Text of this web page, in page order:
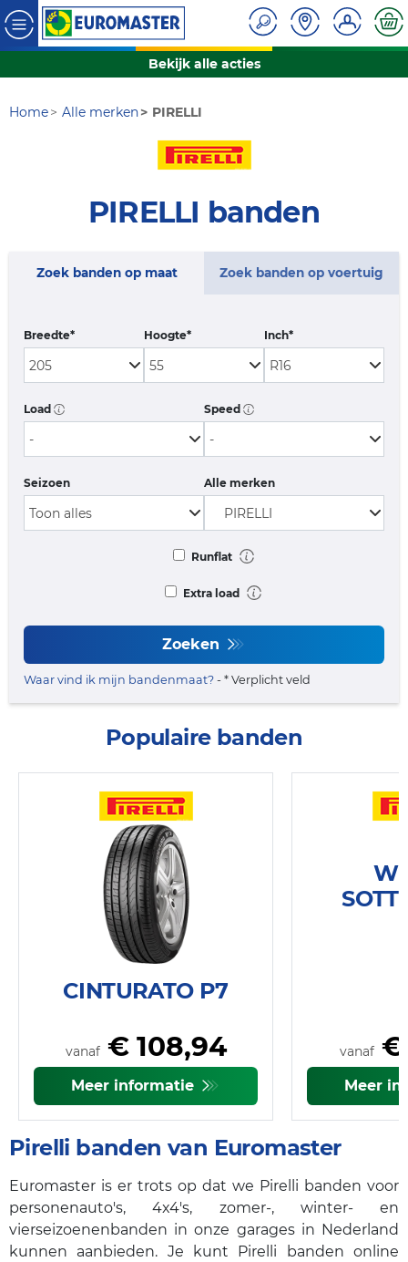
Bekijk alle acties
Home Alle merken PIRELLI
PIRELLI banden
Zoek banden op maat Zoek banden op voertuig
Breedte* Hoogte* Inch*
Load Speed
Seizoen Alle merken
Runflat
Extra load
Zoeken
Waar vind ik mijn bandenmaat? - * Verplicht veld
Populaire banden
CINTURATO P7
vanaf€ 108,94
Meer informatie
vanaf €
Meer
Pirelli banden van Euromaster
Euromaster is er trots op dat we Pirelli banden voor
personenauto's, 4x4's, zomer-, winter- en
vierseizoenenbanden in onze garages in Nederland
kunnen aanbieden. Je kunt Pirelli banden online